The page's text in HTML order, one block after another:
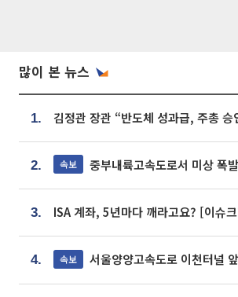
많이 본 뉴스
1.
2. 속보 중부내륙고속도로서 미상 폭
3. ISA 계좌, 5년마다 깨라고요? [이슈
4. 속보 서울양양고속도로 이천터널